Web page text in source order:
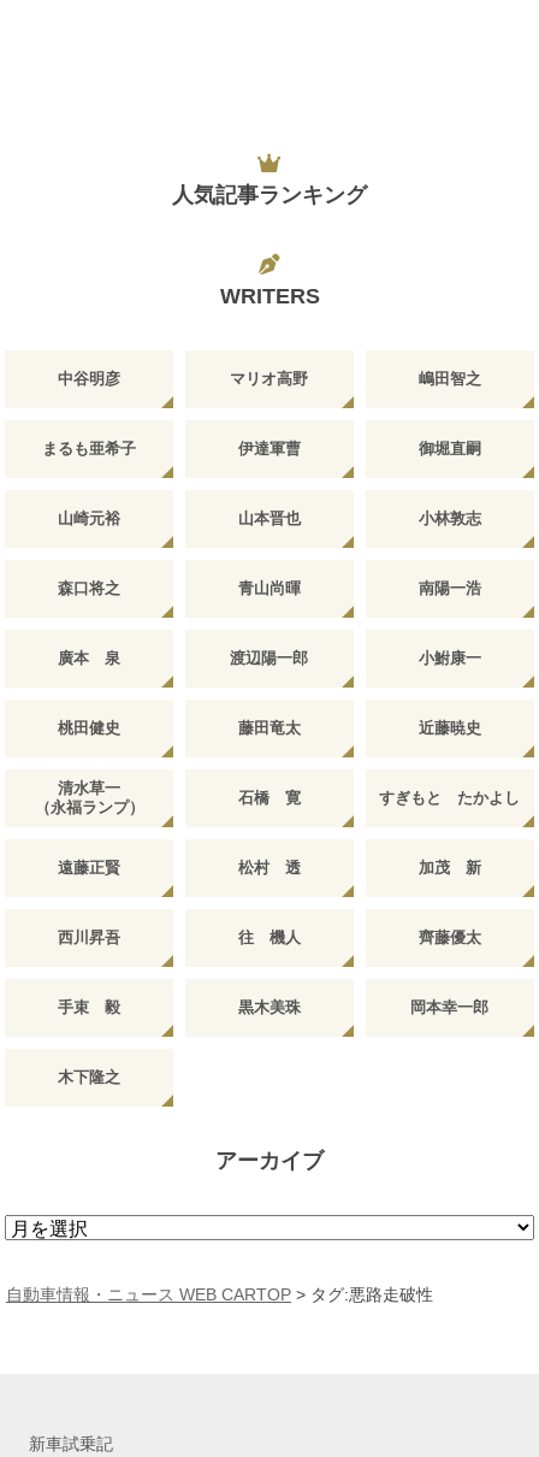
人気記事ランキング
WRITERS
中谷明彦 マリオ高野 嶋田智之
まるも亜希子 伊達軍曹 御堀直嗣
山崎元裕 山本晋也 小林敦志
森口将之 青山尚暉 南陽一浩
廣本 泉 渡辺陽一郎 小鮒康一
桃田健史 藤田竜太 近藤暁史
清水草一
（永福ランプ）
石橋 寛 すぎもと たかよし
遠藤正賢 松村 透 加茂 新
西川昇吾 往 機人 齊藤優太
手束 毅 黒木美珠 岡本幸一郎
木下隆之
アーカイブ
ア
カ
自動車情報・ニュース WEB CARTOP > タグ:悪路走破性
新車試乗記